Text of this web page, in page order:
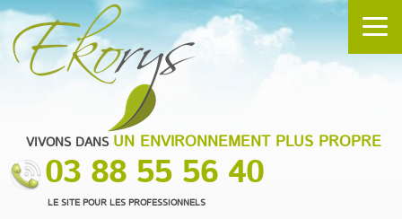
VIVONS DANS UN ENVIRONNEMENT PLUS PROPRE
03 88 55 56 40
LE SITE POUR LES PROFESSIONNELS